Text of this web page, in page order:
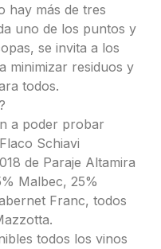
hay más de tres
uno de los puntos y
se invita a los
minimizar residuos y
todos.
a poder probar
Schiavi
de Paraje Altamira
Malbec, 25%
Franc, todos
todos los vinos